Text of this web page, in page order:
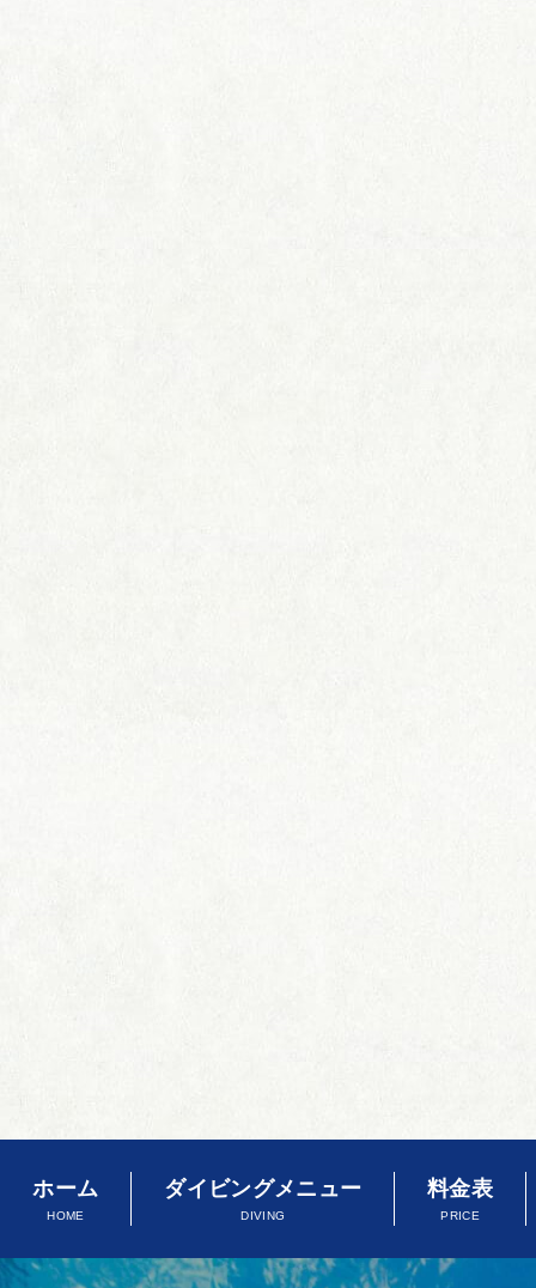
ホーム
HOME
ダイビングメニュー
DIVING
料金表
PRICE